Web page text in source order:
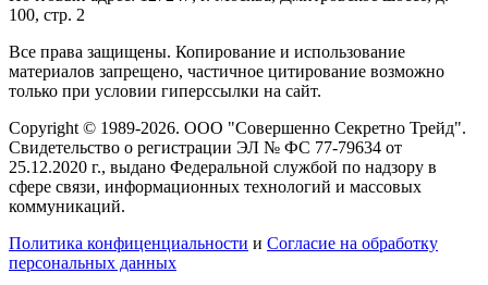
100, стр. 2
Все права защищены. Копирование и использование
материалов запрещено, частичное цитирование возможно
только при условии гиперссылки на сайт.
Copyright © 1989-2026. ООО "Совершенно Секретно Трейд".
Свидетельство о регистрации ЭЛ № ФС 77-79634 от
25.12.2020 г., выдано Федеральной службой по надзору в
сфере связи, информационных технологий и массовых
коммуникаций.
Политика конфиценциальности и Согласие на обработку
персональных данных